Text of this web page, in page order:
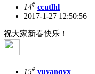
14# ccutlhl
2017-1-27 12:50:56
祝大家新春快乐！
15# yuyanqyx